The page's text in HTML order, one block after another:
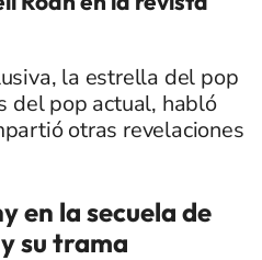
la estrella del pop
del pop actual, habló
otras revelaciones
en la secuela de
su trama